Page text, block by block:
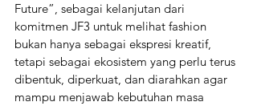
Future”, sebagai kelanjutan dari
komitmen JF3 untuk melihat fashion
bukan hanya sebagai ekspresi kreatif,
tetapi sebagai ekosistem yang perlu terus
dibentuk, diperkuat, dan diarahkan agar
mampu menjawab kebutuhan masa